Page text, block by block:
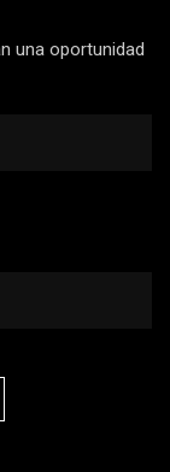
una oportunidad